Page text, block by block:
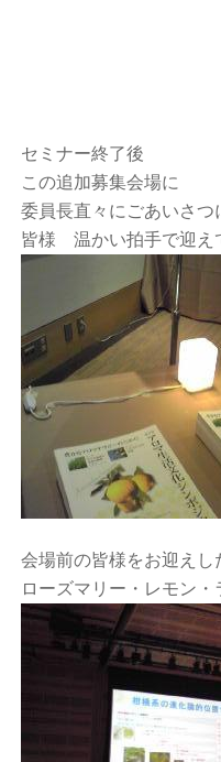
セミナー終了後
この追加募集会場に
委員長直々にごあいさつ
皆様 温かい拍手で迎え
会場前の皆様をお迎えし
ローズマリー・レモン